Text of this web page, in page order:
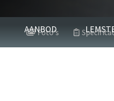
AANBOD
Foto's